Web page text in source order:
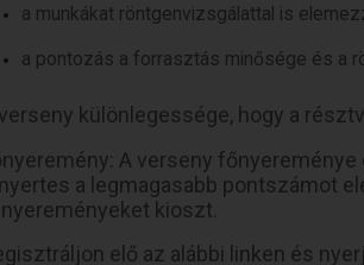
a munkákat röntgenvizsgálattal is
a pontozás a forrasztás minősége és a
különlegessége, hogy a
A verseny főnyereménye
a legmagasabb pontszámot
kioszt.
elő az alábbi linken és